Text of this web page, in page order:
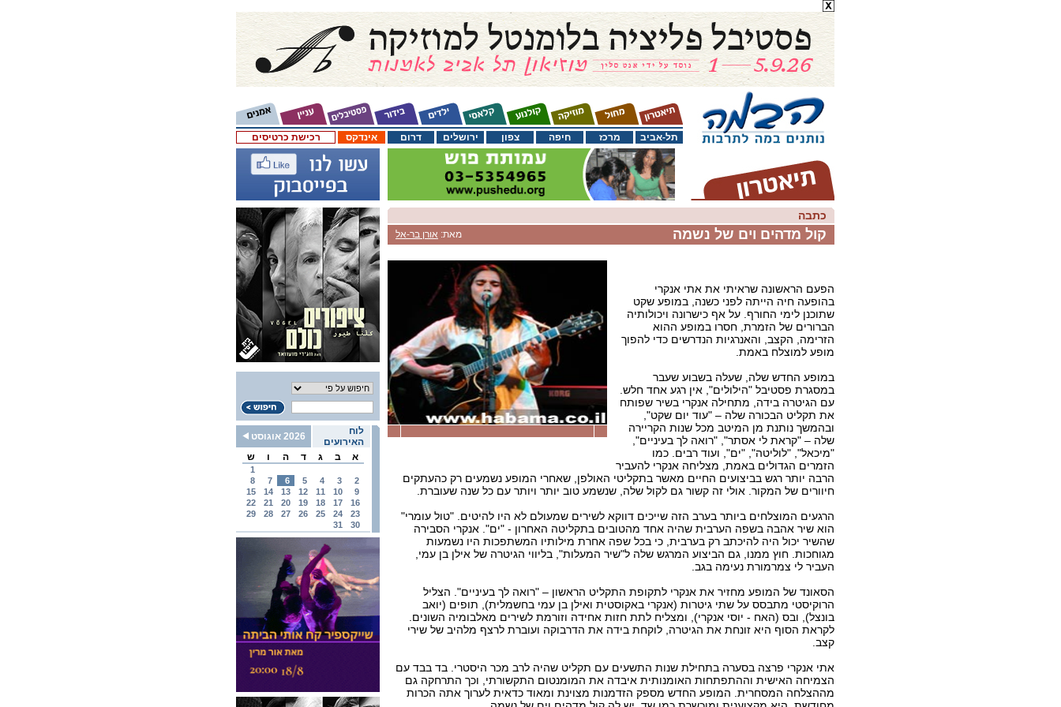
רכישת כרטיסים אינדקס דרום ירושלים צפון חיפה מרכז תל-אביב
לוח
האירועים
2026 אוגוסט
א
ב ג ד ה ו ש
1
2
3
4
5
6
7
8
9
10
11
12
13
14
15
16
17
18
19
20
21
22
23
24
25
26
27
28
29
30
31
כתבה
מאת: אורן בר-אל קול מדהים וים של נשמה
הפעם הראשונה שראיתי את אתי אנקרי
בהופעה חיה הייתה לפני כשנה, במופע שקט
שתוכנן לימי החורף. על אף כישרונה ויכולותיה
הברורים של הזמרת, חסרו במופע ההוא
הזרימה, הקצב, והאנרגיות הנדרשים כדי להפוך
מופע למוצלח באמת.
במופע החדש שלה, שעלה בשבוע שעבר
במסגרת פסטיבל "הילולים", אין רגע אחד חלש.
עם הגיטרה בידה, מתחילה אנקרי בשיר שפותח
את תקליט הבכורה שלה – "עוד יום שקט",
ובהמשך נותנת מן המיטב מכל שנות הקריירה
שלה – "קראת לי אסתר", "רואה לך בעיניים",
"מיכאל", "לוליטה", "ים", ועוד רבים. כמו
הזמרים הגדולים באמת, מצליחה אנקרי להעביר
הרבה יותר רגש בביצועים החיים מאשר בתקליטי האולפן, שאחרי המופע נשמעים רק כהעתקים
חיוורים של המקור. אולי זה קשור גם לקול שלה, שנשמע טוב יותר ויותר עם כל שנה שעוברת.
הרגעים המוצלחים ביותר בערב הזה שייכים דווקא לשירים שמעולם לא היו להיטים. "טול עומרי"
הוא שיר אהבה בשפה הערבית שהיה אחד מהטובים בתקליטה האחרון - "ים". אנקרי הסבירה
שהשיר יכול היה להיכתב רק בערבית, כי בכל שפה אחרת מילותיו המשתפכות היו נשמעות
מגוחכות. חוץ ממנו, גם הביצוע המרגש שלה ל"שיר המעלות", בליווי הגיטרה של אילן בן עמי,
העביר לי צמרמורת נעימה בגב.
הסאונד של המופע מחזיר את אנקרי לתקופת התקליט הראשון – "רואה לך בעיניים". הצליל
הרוקיסטי מתבסס על שתי גיטרות (אנקרי באקוסטית ואילן בן עמי בחשמלית), תופים (יואב
בונצל), ובס (האח - יוסי אנקרי), ומצליח לתת חזות אחידה וזורמת לשירים מאלבומיה השונים.
לקראת הסוף היא זונחת את הגיטרה, לוקחת בידה את הדרבוקה ועוברת לרצף מלהיב של שירי
קצב.
אתי אנקרי פרצה בסערה בתחילת שנות התשעים עם תקליט שהיה לרב מכר היסטרי. בד בבד עם
הצמיחה האישית וההתפתחות האומנותית איבדה את המומנטום התקשורתי, וכך התרחקה גם
מההצלחה המסחרית. המופע החדש מספק הזדמנות מצוינת ומאוד כדאית לערוך אתה הכרות